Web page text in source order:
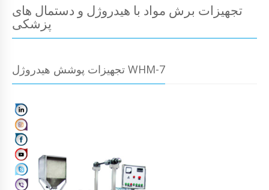
تجهیزات برش مواد با هیدروژل و دستمال های
پزشکی
تجهیزات پوشش هیدروژل WHM-7